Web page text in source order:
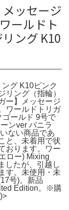
ッセージ
ールドト
ング K10
グ K10ピンク
リング（指輪）
ー】メッセージ
ワールドトリガ
ゴールド 9号で
ンver バニラ
ない商品であ
と、未着用で状
おります。ワー
ロー) Mixing
したが、引越し
す。未使用・未
号)。新品
Edition。※購